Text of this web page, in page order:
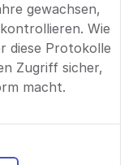
gewachsen,
Wie
diese Protokolle
Zugriff sicher,
macht.